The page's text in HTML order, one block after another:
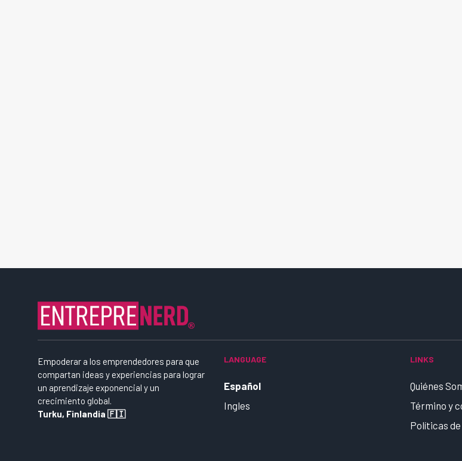
Empoderar a los emprendedores para que
compartan ideas y experiencias para lograr
un aprendizaje exponencial y un
crecimiento global.
Turku, Finlandia 🇫🇮
LANGUAGE
Español
Ingles
LINKS
Quiénes
Término y
Políticas